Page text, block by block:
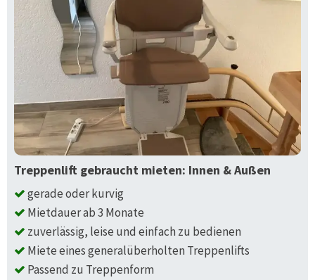
Treppenlift gebraucht mieten: Innen & Außen
gerade oder kurvig
Mietdauer ab 3 Monate
zuverlässig, leise und einfach zu bedienen
Miete eines generalüberholten Treppenlifts
Passend zu Treppenform